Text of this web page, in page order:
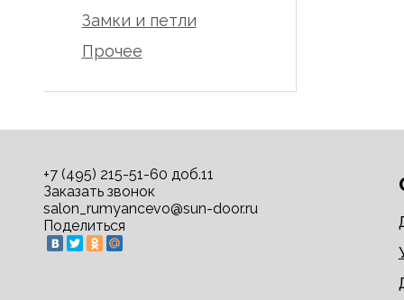
Замки и петли
Прочее
+7 (495) 215-51-60 доб.11
Заказать звонок
salon_rumyancevo@sun-door.ru
Поделиться